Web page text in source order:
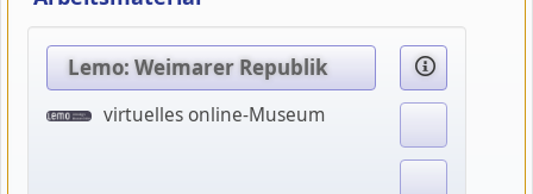
Lemo: Weimarer Republik
virtuelles online-Museum